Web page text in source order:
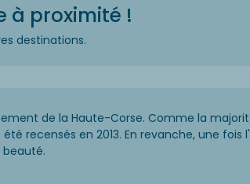
à proximité !
destinations.
de la Haute-Corse. Comme la
recensés en 2013. En revanche, une fois